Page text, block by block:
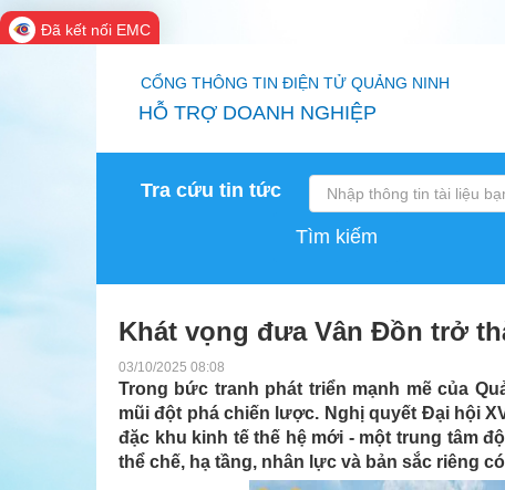
Đã kết nối EMC
CỔNG THÔNG TIN ĐIỆN TỬ QUẢNG NINH
HỖ TRỢ DOANH NGHIỆP
Tra cứu tin tức
Tìm kiếm
Khát vọng đưa Vân Đồn trở
03/10/2025 08:08
Trong bức tranh phát triển mạnh mẽ của
mũi đột phá chiến lược. Nghị quyết Đại hội
đặc khu kinh tế thế hệ mới - một trung tâm
thể chế, hạ tầng, nhân lực và bản sắc riêng